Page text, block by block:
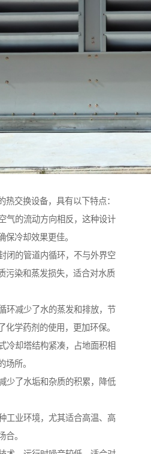
热交换设备，具有以下特点：
气的流动方向相反，这种设计
保冷却效果更佳。
闭的管道内循环，不与外界空
污染和蒸发损失，适合对水质
环减少了水的蒸发和排放，节
化学药剂的使用，更加环保。
冷却塔结构紧凑，占地面积相
场所。
少了水垢和杂质的积累，降低
工业环境，尤其适合高温、高
合。